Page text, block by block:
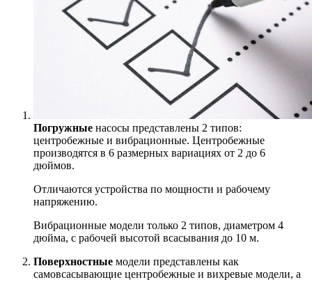
Погружные насосы представлены 2 типов:
центробежные и вибрационные. Центробежные
производятся в 6 размерных вариациях от 2 до 6
дюймов.
Отличаются устройства по мощности и рабочему
напряжению.
Вибрационные модели только 2 типов, диаметром 4
дюйма, с рабочей высотой всасывания до 10 м.
Поверхностные модели представлены как
самовсасывающие центробежные и вихревые модели, а